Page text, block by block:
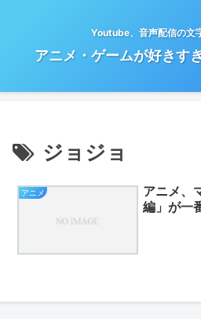
Youtube、音声配信の文
アニメ・ゲームが好きす
ジョジョ
アニメ
アニメ、
編」が一